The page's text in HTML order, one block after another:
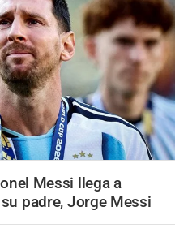
Messi llega a
padre, Jorge Messi